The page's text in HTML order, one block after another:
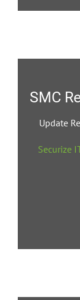
SMC
Update
Securize